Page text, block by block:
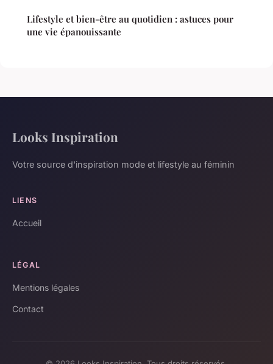
Lifestyle et bien-être au quotidien : astuces pour
une vie épanouissante
Looks Inspiration
Votre source d'inspiration mode et lifestyle au féminin
LIENS
Accueil
LÉGAL
Mentions légales
Contact